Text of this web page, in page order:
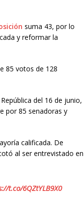
suma 43, por lo
y reformar la
85 votos de 128
del 16 de junio,
por 85 senadoras y
calificada. De
al ser entrevistado en
t.co/6QZtYLB9X0